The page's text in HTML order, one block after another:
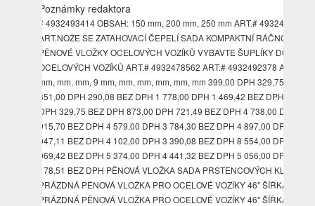
Poznámky redaktora
# 4932493414 OBSAH: 150 mm, 200 mm, 250 mm ART.# 4932493633
ART.NOŽE SE ZATAHOVACÍ ČEPELÍ SADA KOMPAKTNÍ RÁČNOU KS
PĚNOVÉ VLOŽKY OCELOVÝCH VOZÍKŮ VYBAVTE ŠUPLÍKY DO
OCELOVÝCH VOZÍKŮ ART.# 4932478562 ART.# 4932492378 ART.5
mm, mm, mm, 9 mm, mm, mm, mm, mm, mm 399,00 DPH 329,75 BEZ
351,00 DPH 290,08 BEZ DPH 1 778,00 DPH 1 469,42 BEZ DPH 399,00
DPH 329,75 BEZ DPH 873,00 DPH 721,49 BEZ DPH 4 738,00 DPH 3
915,70 BEZ DPH 4 579,00 DPH 3 784,30 BEZ DPH 4 897,00 DPH 4
047,11 BEZ DPH 4 102,00 DPH 3 390,08 BEZ DPH 8 554,00 DPH 7
069,42 BEZ DPH 5 374,00 DPH 4 441,32 BEZ DPH 5 056,00 DPH 4
178,51 BEZ DPH PĚNOVÁ VLOŽKA SADA PRSTENCOVÝCH KLÍČŮ KS
PRÁZDNÁ PĚNOVÁ VLOŽKA PRO OCELOVÉ VOZÍKY 46" ŠÍŘKA 165
PRÁZDNÁ PĚNOVÁ VLOŽKA PRO OCELOVÉ VOZÍKY 46" ŠÍŘKA 115